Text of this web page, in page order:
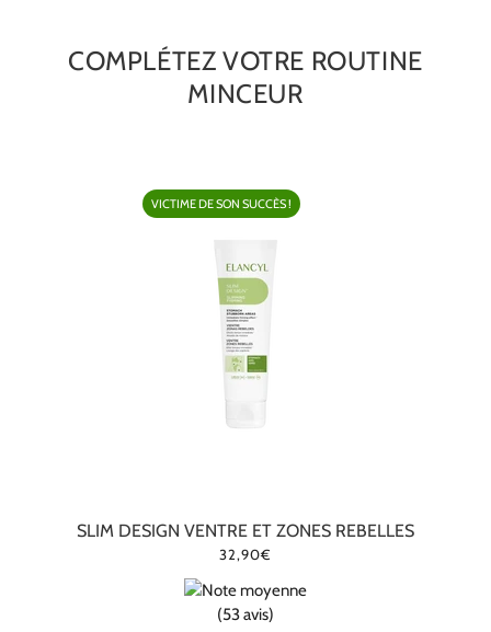
COMPLÉTEZ VOTRE ROUTINE
MINCEUR
VICTIME DE SON SUCCÈS !
SLIM DESIGN VENTRE ET ZONES REBELLES
32,90€
(53 avis)